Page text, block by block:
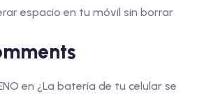
espacio en tu móvil sin borrar
en ¿La batería de tu celular se